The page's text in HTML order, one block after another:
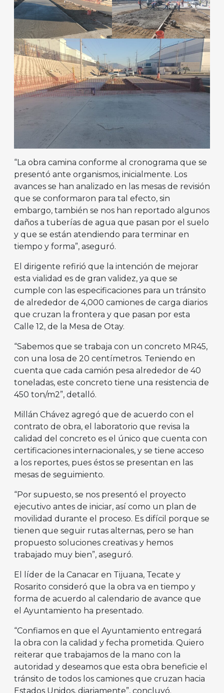
“La obra camina conforme al cronograma que se
presentó ante organismos, inicialmente. Los
avances se han analizado en las mesas de revisión
que se conformaron para tal efecto, sin
embargo, también se nos han reportado algunos
daños a tuberías de agua que pasan por el suelo
y que se están atendiendo para terminar en
tiempo y forma”, aseguró.
El dirigente refirió que la intención de mejorar
esta vialidad es de gran validez, ya que se
cumple con las especificaciones para un tránsito
de alrededor de 4,000 camiones de carga diarios
que cruzan la frontera y que pasan por esta
Calle 12, de la Mesa de Otay.
“Sabemos que se trabaja con un concreto MR45,
con una losa de 20 centímetros. Teniendo en
cuenta que cada camión pesa alrededor de 40
toneladas, este concreto tiene una resistencia de
450 ton/m2”, detalló.
Millán Chávez agregó que de acuerdo con el
contrato de obra, el laboratorio que revisa la
calidad del concreto es el único que cuenta con
certificaciones internacionales, y se tiene acceso
a los reportes, pues éstos se presentan en las
mesas de seguimiento.
“Por supuesto, se nos presentó el proyecto
ejecutivo antes de iniciar, así como un plan de
movilidad durante el proceso. Es difícil porque se
tienen que seguir rutas alternas, pero se han
propuesto soluciones creativas y hemos
trabajado muy bien”, aseguró.
El líder de la Canacar en Tijuana, Tecate y
Rosarito consideró que la obra va en tiempo y
forma de acuerdo al calendario de avance que
el Ayuntamiento ha presentado.
“Confiamos en que el Ayuntamiento entregará
la obra con la calidad y fecha prometida. Quiero
reiterar que trabajamos de la mano con la
autoridad y deseamos que esta obra beneficie el
tránsito de todos los camiones que cruzan hacia
Estados Unidos, diariamente”, concluyó.